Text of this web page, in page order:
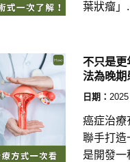
葉狀瘤」
不只是更
法為晚期
日期：
癌症治療
聯手打造
是開發一